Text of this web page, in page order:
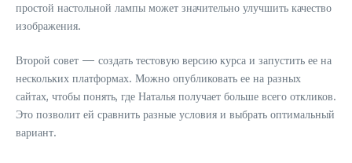
простой настольной лампы может значительно улучшить качество
изображения.
Второй совет — создать тестовую версию курса и запустить ее на
нескольких платформах. Можно опубликовать ее на разных
сайтах, чтобы понять, где Наталья получает больше всего откликов.
Это позволит ей сравнить разные условия и выбрать оптимальный
вариант.